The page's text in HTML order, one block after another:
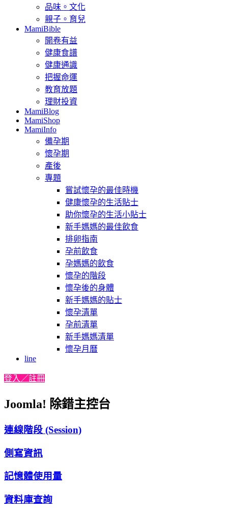
品味。文化
親子。育兒
MamiBible
開卷有益
健康食譜
健康通識
把握命運
教育放題
理財投資
MamiBlog
MamiShop
MamiInfo
備孕期
懷孕期
產後
專題
嘗試懷孕的最佳時機
健康懷孕的生活貼士
助你懷孕的生活小貼士
新手媽媽的最佳飲食
排卵指南
孕前飲食
孕媽媽的飲食
懷孕的階段
懷孕後的身體
新手媽媽的貼士
懷孕清單
孕前清單
新手媽媽清單
懷孕月曆
line
登入／註冊
Joomla! 除錯主控台
連線階段 (Session)
側寫資訊
記憶體使用量
資料庫查詢